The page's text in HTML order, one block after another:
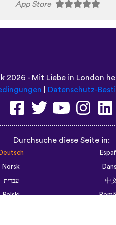
Durchsuche diese Seite in:
Norsk
עברית 中
Polski
한국어 Português